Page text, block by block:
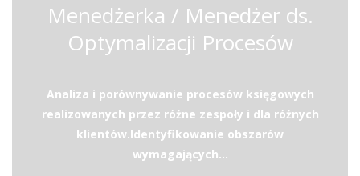
Menedżerka / Menedżer ds.
Optymalizacji Procesów
Analiza i porównywanie procesów księgowych
realizowanych przez różne zespoły i dla różnych
klientów.Identyfikowanie obszarów
wymagających...